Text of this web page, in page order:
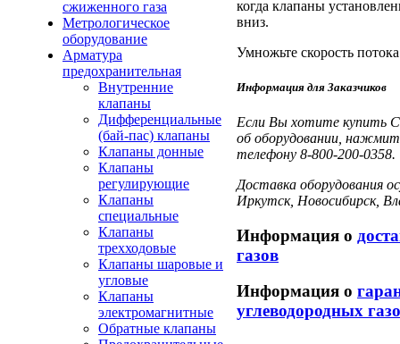
сжиженного газа
Метрологическое
оборудование
Арматура
предохранительная
Внутренние
клапаны
Дифференциальные
(бай-пас) клапаны
Клапаны донные
Клапаны
регулирующие
Клапаны
специальные
Клапаны
трехходовые
Клапаны шаровые и
угловые
Клапаны
электромагнитные
Обратные клапаны
когда клапаны
вниз.
Умножьте скорость
Информация для Заказчиков
Если Вы хотите купить
об оборудовании,
телефону 8-800-200-0358.
Доставка оборудования
Иркутск, Новосибирск,
Информация о
газов
Информация о
углеводородных